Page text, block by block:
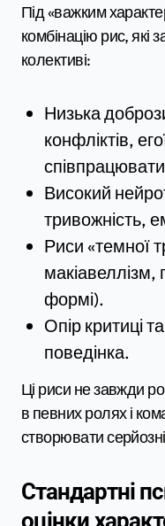
Під «важким
комбінацію рис, які
колективі:
Низька
конфліктів,
Високий
тривожність,
Риси «темної
макіавеллізм,
формі).
Опір критиці
поведінка.
Ці риси не завжди
в певних ролях і
створювати
Стандартні
оцінки